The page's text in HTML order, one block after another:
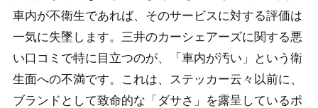
車内が不衛生であれば、そのサービスに対する評価は
一気に失墜します。三井のカーシェアーズに関する悪
い口コミで特に目立つのが、「車内が汚い」という衛
生面への不満です。これは、ステッカー云々以前に、
ブランドとして致命的な「ダサさ」を露呈しているポ